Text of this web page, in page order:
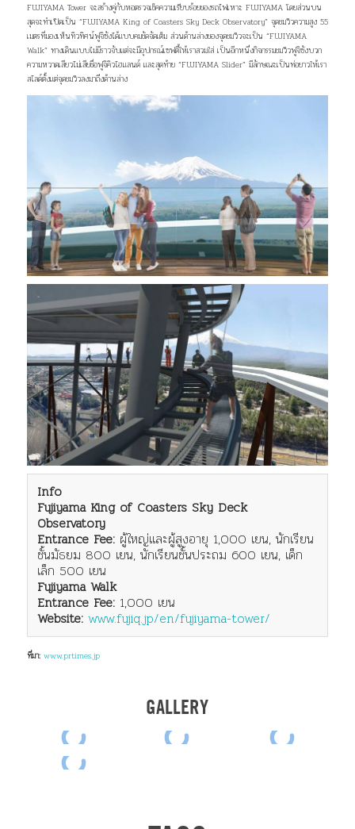
FUJIYAMA Tower จะสร้างคู่กับหอตรวจเช็คความเรียบร้อยของรถไฟเหาะ FUJIYAMA โดยส่วนบน
สุดจะทำเปิดเป็น “FUJIYAMA King of Coasters Sky Deck Observatory” จุดชมวิวความสูง 55
เมตรที่มองเห็นทิวทิศน์ฟูจิซังได้แบบคมชัดจัดเต็ม ส่วนด้านล่างของจุดชมวิวจะเป็น “FUJIYAMA
Walk” ทางเดินแบบไม่มีราวจับแต่จะมีอุปกรณ์เซฟตี้ให้เราสวมใส่ เป็นอีกหนึ่งกิจกรรมชมวิวฟูจิซังบวก
ความหวาดเสียวไม่เสียชื่อฟูจิคิวไฮแลนด์ และสุดท้าย “FUJIYAMA Slider” มีลักษณะเป็นท่อยาวให้เรา
สไลด์ตั้งแต่จุดชมวิวลงมาถึงด้านล่าง
Info
Fujiyama King of Coasters Sky Deck
Observatory
Entrance Fee:ผู้ใหญ่และผู้สูงอายุ 1,000 เยน, นักเรียน
ชั้นมัธยม 800 เยน, นักเรียนชั้นประถม 600 เยน, เด็ก
เล็ก 500 เยน
Fujiyama Walk
Entrance Fee: 1,000 เยน
Website: www.fujiq.jp/en/fujiyama-tower/
ที่มา: www.prtimes.jp
GALLERY